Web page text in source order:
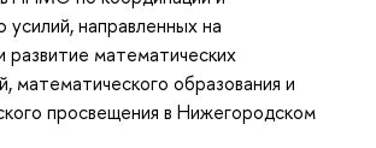
направленных на
развитие математических
математического образования и
просвещения в Нижегородском